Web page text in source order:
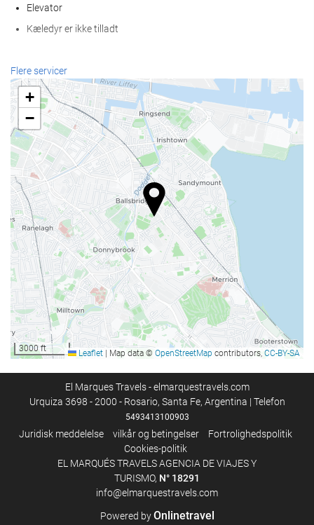
Elevator
Kæledyr er ikke tilladt
Wellness
Spa
Tyrkisk bad
Sauna
Fitness
Mad og drikke
À la carte-restaurant
Bar
Café på stedet
Receptionen
Døgnåben reception
Bagageopbevaring
Business faciliteter
Business Center
Gratis wi-fi
Flere servicer
+
−
3000 ft Leaflet Map data © OpenStreetMap contributors, CC-BY-SA
El Marques Travels - elmarquestravels.com
Urquiza 3698 - 2000 - Rosario, Santa Fe, Argentina | Telefon
5493413100903
Juridisk meddelelse vilkår og betingelser
Fortrolighedspolitik
Cookies-politik
EL MARQUÉS TRAVELS AGENCIA DE VIAJES Y
TURISMO, N° 18291
info@elmarquestravels.com
Powered byOnlinetravel